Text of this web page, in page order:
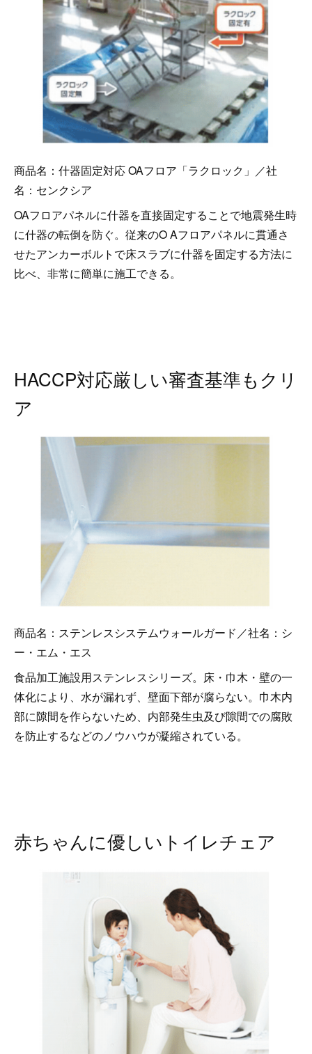
商品名：什器固定対応 OAフロア「ラクロック」／社
名：センクシア
OAフロアパネルに什器を直接固定することで地震発生時
に什器の転倒を防ぐ。従来のO Aフロアパネルに貫通さ
せたアンカーボルトで床スラブに什器を固定する方法に
比べ、非常に簡単に施工できる。
HACCP対応厳しい審査基準もクリ
ア
商品名：ステンレスシステムウォールガード／社名：シ
ー・エム・エス
食品加工施設用ステンレスシリーズ。床・巾木・壁の一
体化により、水が漏れず、壁面下部が腐らない。巾木内
部に隙間を作らないため、内部発生虫及び隙間での腐敗
を防止するなどのノウハウが凝縮されている。
赤ちゃんに優しいトイレチェア